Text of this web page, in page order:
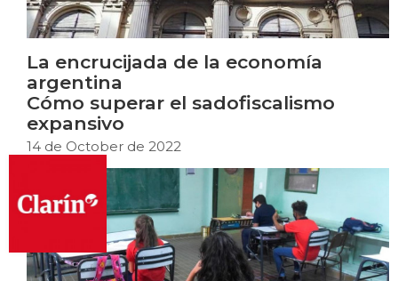
La encrucijada de la economía
argentina
Cómo superar el sadofiscalismo
expansivo
14 de October de 2022